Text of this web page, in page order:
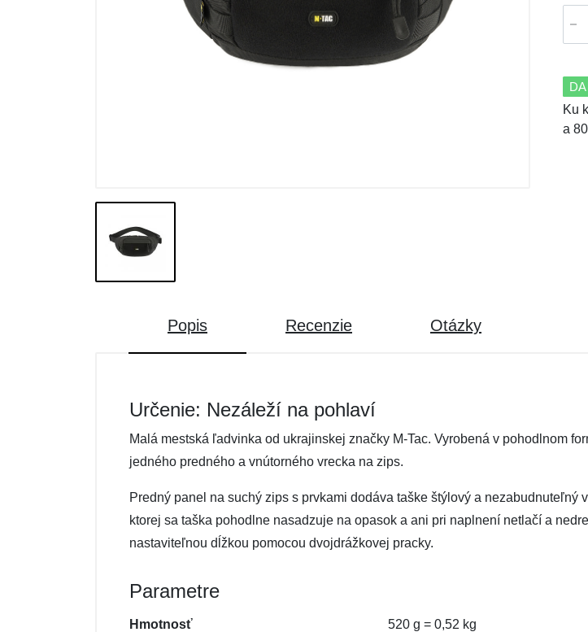
Ku
a
Popis Recenzie Otázky
Určenie: Nezáleží na pohlaví
Malá mestská ľadvinka od ukrajinskej značky M-Tac. Vyrobená v pohodlnom
jedného predného a vnútorného vrecka na zips.
Predný panel na suchý zips s prvkami dodáva taške štýlový a
ktorej sa taška pohodlne nasadzuje na opasok a ani pri naplnení netlačí a
nastaviteľnou dĺžkou pomocou dvojdrážkovej pracky.
Parametre
Hmotnosť 520 g = 0,52 kg